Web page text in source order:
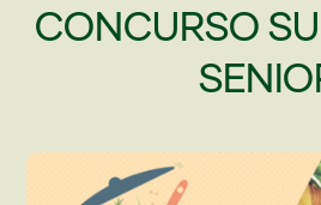
CONCURSO